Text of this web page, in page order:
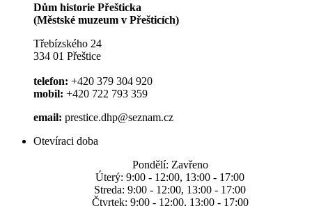
Dům historie Přešticka
(Městské muzeum v Přešticích)
Třebízského 24
334 01 Přeštice
telefon: +420 379 304 920
mobil: +420 722 793 359
email: prestice.dhp@seznam.cz
Otevíraci doba
Pondělí: Zavřeno
Úterý: 9:00 - 12:00, 13:00 - 17:00
Streda: 9:00 - 12:00, 13:00 - 17:00
Čtvrtek: 9:00 - 12:00, 13:00 - 17:00